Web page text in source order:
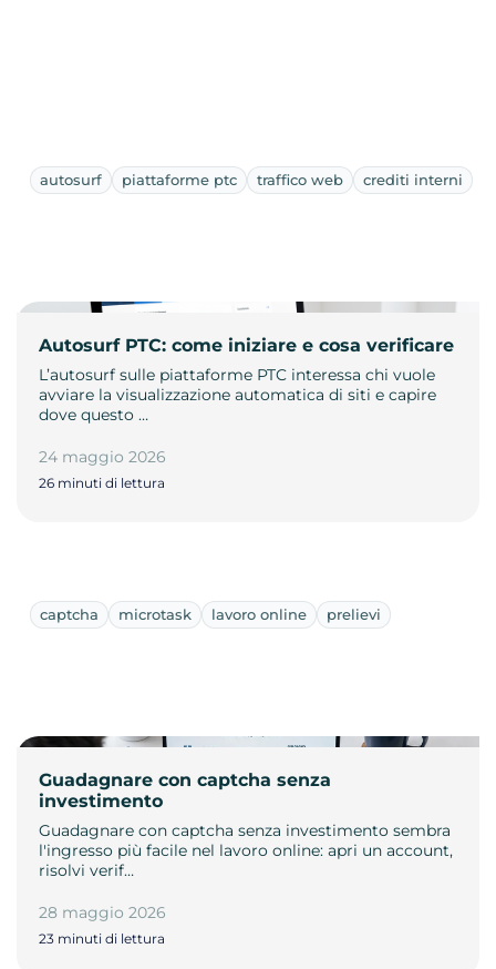
autosurf piattaforme ptc traffico web crediti interni
Autosurf PTC: come iniziare e cosa verificare
L’autosurf sulle piattaforme PTC interessa chi vuole
avviare la visualizzazione automatica di siti e capire
dove questo …
24 maggio 2026
26 minuti di lettura
captcha microtask lavoro online prelievi
Guadagnare con captcha senza
investimento
Guadagnare con captcha senza investimento sembra
l'ingresso più facile nel lavoro online: apri un account,
risolvi verif…
28 maggio 2026
23 minuti di lettura